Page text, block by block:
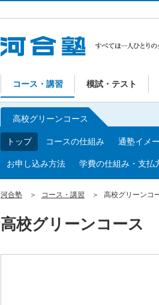
コース・講習 模試・テスト
高校グリーンコース
トップ コースの仕組み 通塾イメ
お申し込み方法 学費の仕組み・支払
河合塾 コース・講習 高校グリーンコ
高校グリーンコース